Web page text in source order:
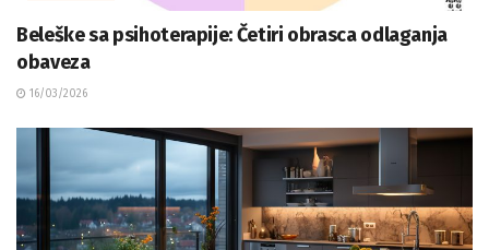
Beleške sa psihoterapije: Četiri obrasca odlaganja
obaveza
16/03/2026